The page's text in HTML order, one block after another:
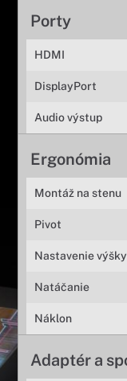
Porty
HDMI
DisplayPort
Audio výstup
Ergonómia
Montáž na stenu
Pivot
Nastavenie výšky
Natáčanie
Náklon
Adaptér a